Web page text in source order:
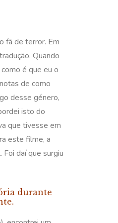
fã de terror. Em
Quando
é que eu o
de como
desse género,
isto do
que tivesse em
este filme, a
daí que surgiu
durante